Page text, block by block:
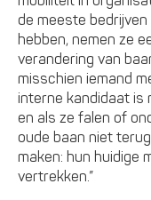
de meeste
hebben, nemen ze
verandering van
misschien iemand
interne kandidaat is
en als ze falen of
oude baan niet
maken: hun huidige
vertrekken.”